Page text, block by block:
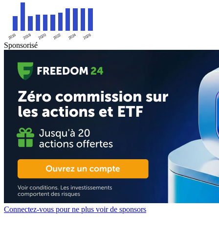
2016 2018 2020 2022 2024 2026
Sponsorisé
Connectez-vous pour ne plus voir de sponsors